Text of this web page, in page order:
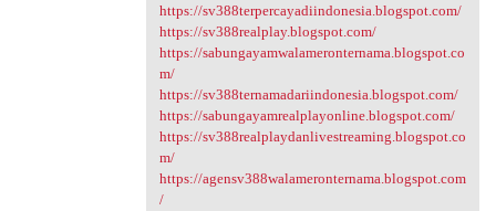
https://sv388terpercayadiindonesia.blogspot.com/
https://sv388realplay.blogspot.com/
https://sabungayamwalameronternama.blogspot.co
m/
https://sv388ternamadariindonesia.blogspot.com/
https://sabungayamrealplayonline.blogspot.com/
https://sv388realplaydanlivestreaming.blogspot.co
m/
https://agensv388walameronternama.blogspot.com
/